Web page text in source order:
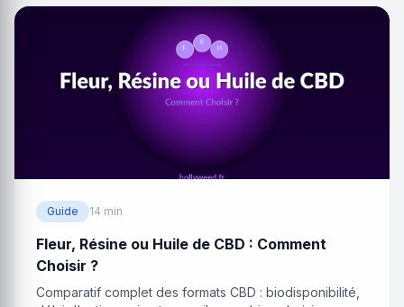
Guide 14 min
Fleur, Résine ou Huile de CBD : Comment
Choisir ?
Comparatif complet des formats CBD : biodisponibilité,